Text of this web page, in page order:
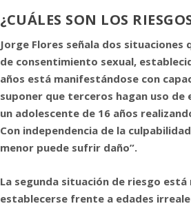
¿CUÁLES SON LOS
Jorge Flores señala dos
de consentimiento sexual,
años está manifestándose con
suponer que terceros hagan uso
un adolescente de 16 años
Con independencia de la
menor puede sufrir daño”.
La segunda situación de riesgo
establecerse frente a edades